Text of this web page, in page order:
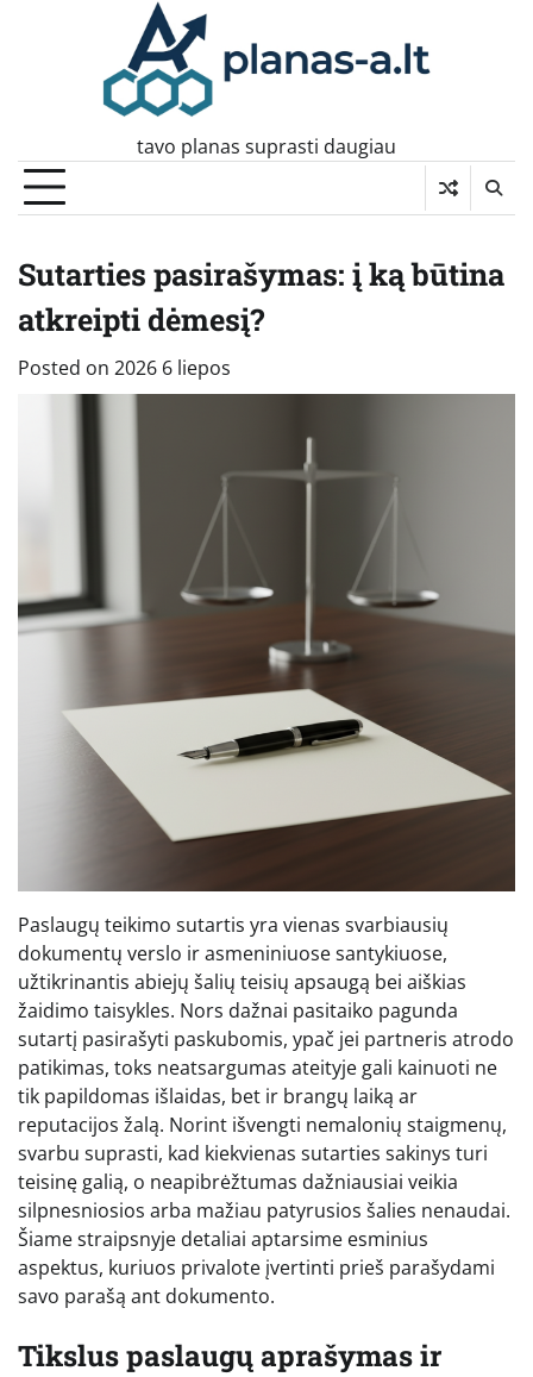
tavo planas suprasti daugiau
Sutarties pasirašymas: į ką būtina
atkreipti dėmesį?
Posted on 2026 6 liepos
Paslaugų teikimo sutartis yra vienas svarbiausių
dokumentų verslo ir asmeniniuose santykiuose,
užtikrinantis abiejų šalių teisių apsaugą bei aiškias
žaidimo taisykles. Nors dažnai pasitaiko pagunda
sutartį pasirašyti paskubomis, ypač jei partneris atrodo
patikimas, toks neatsargumas ateityje gali kainuoti ne
tik papildomas išlaidas, bet ir brangų laiką ar
reputacijos žalą. Norint išvengti nemalonių staigmenų,
svarbu suprasti, kad kiekvienas sutarties sakinys turi
teisinę galią, o neapibrėžtumas dažniausiai veikia
silpnesniosios arba mažiau patyrusios šalies nenaudai.
Šiame straipsnyje detaliai aptarsime esminius
aspektus, kuriuos privalote įvertinti prieš parašydami
savo parašą ant dokumento.
Tikslus paslaugų aprašymas ir